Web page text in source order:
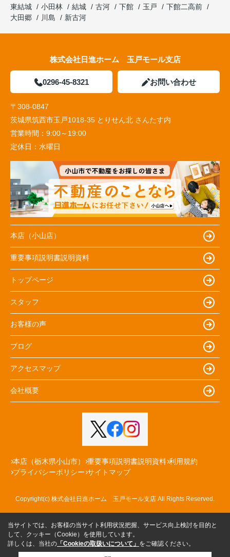
東結城
小田林 結城 古河 下館 玉戸
下館二高前
大田郷
川島 新古河
株式会社日進ホーム 玉戸モール支店
0296-45-8321 お問い合わせ
〒308-0847
茨城県筑西市玉戸1018-35 とりせん北 さんたす内
営業時間： 9:00～19:00
定休日： 水曜日
本店（小山店）
重要事項説明書説明資料
トップページ
スタッフ
お客様の声
ブログ
アクセスマップ
会社概要
本店（栃木県小山市） 重要事項説明書説明資料 利用規約
プライバシーポリシー サイトマップ
Copyright(c) 株式会社日進ホーム 玉戸モール支店 All Rights Reserved.
当サイトでは、お客様の当サイト利用状況把握、サービス向上検討を目的と
して、クッキー（Cookie）を使用しています。
詳しくは、当社の 「Cookieの取扱いについて」 をご確認ください。